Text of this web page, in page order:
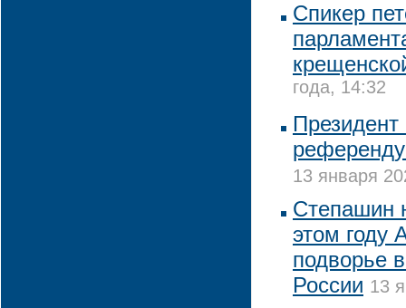
Спикер
года, 14:32
13 января
Степашин
этом году
подворье
России 13